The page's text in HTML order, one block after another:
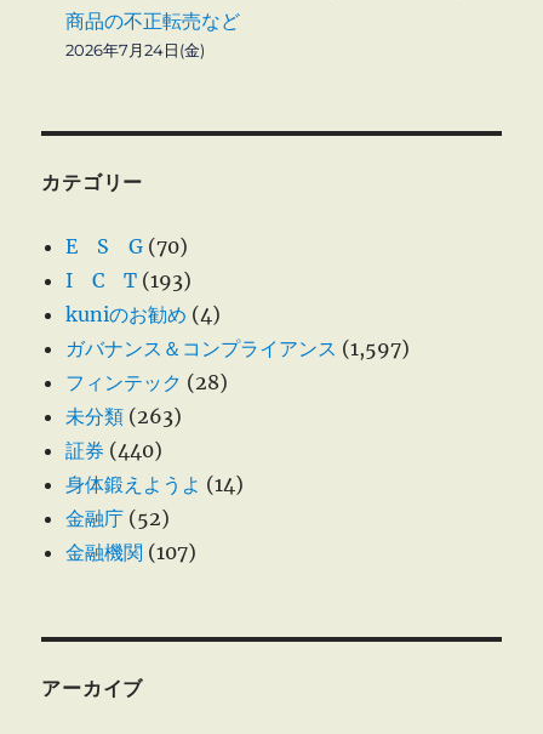
商品の不正転売など
2026年7月24日(金)
カテゴリー
E S G (70)
I C T (193)
kuniのお勧め (4)
ガバナンス＆コンプライアンス (1,597)
フィンテック (28)
未分類 (263)
証券 (440)
身体鍛えようよ (14)
金融庁 (52)
金融機関 (107)
アーカイブ